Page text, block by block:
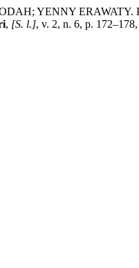
YENNY ERAWATY.
, [S. l.], v. 2, n. 6, p.